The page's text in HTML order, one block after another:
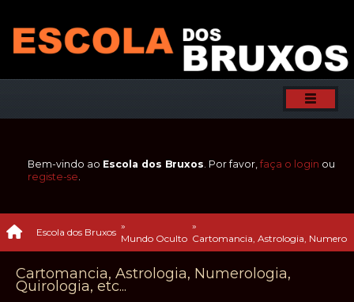
Bem-vindo ao Escola dos Bruxos. Por favor, faça o login ou
registe-se.
Escola dos Bruxos
»
Mundo Oculto
»
Cartomancia, Astrologia,
Cartomancia, Astrologia, Numerologia,
Quirologia, etc...